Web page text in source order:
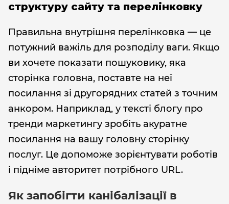
структуру сайту та перелінковку
Правильна внутрішня перелінковка — це
потужний важіль для розподілу ваги. Якщо
ви хочете показати пошуковику, яка
сторінка головна, поставте на неї
посилання зі другорядних статей з точним
анкором. Наприклад, у тексті блогу про
тренди маркетингу зробіть акуратне
посилання на вашу головну сторінку
послуг. Це допоможе зорієнтувати роботів
і підніме авторитет потрібного URL.
Як запобігти канібалізації в